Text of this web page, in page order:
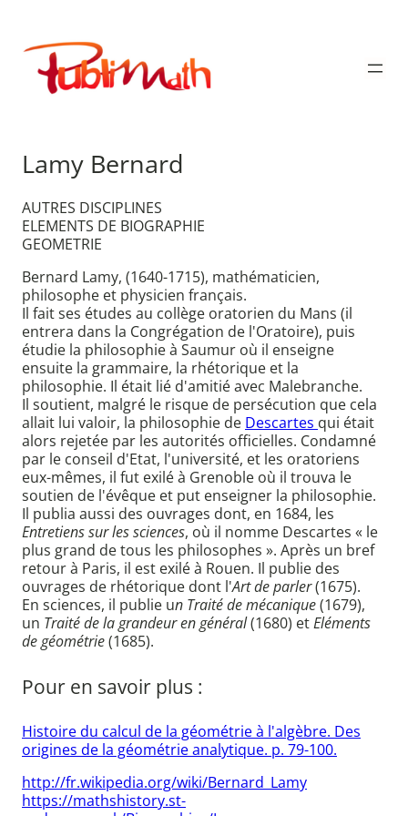
contenu
Publimath
Lamy Bernard
AUTRES DISCIPLINES
ELEMENTS DE BIOGRAPHIE
GEOMETRIE
Bernard Lamy, (1640-1715), mathématicien,
philosophe et physicien français.
Il fait ses études au collège oratorien du Mans (il
entrera dans la Congrégation de l'Oratoire), puis
étudie la philosophie à Saumur où il enseigne
ensuite la grammaire, la rhétorique et la
philosophie. Il était lié d'amitié avec Malebranche.
Il soutient, malgré le risque de persécution que cela
allait lui valoir, la philosophie de Descartes qui était
alors rejetée par les autorités officielles. Condamné
par le conseil d'Etat, l'université, et les oratoriens
eux-mêmes, il fut exilé à Grenoble où il trouva le
soutien de l'évêque et put enseigner la philosophie.
Il publia aussi des ouvrages dont, en 1684, les
Entretiens sur les sciences, où il nomme Descartes « le
plus grand de tous les philosophes ». Après un bref
retour à Paris, il est exilé à Rouen. Il publie des
ouvrages de rhétorique dont l'Art de parler(1675).
En sciences, il publie un Traité de mécanique(1679),
un Traité de la grandeur en général(1680) etEléments
de géométrie(1685).
Pour en savoir plus :
Histoire du calcul de la géométrie à l'algèbre. Des
origines de la géométrie analytique. p. 79-100.
http://fr.wikipedia.org/wiki/Bernard_Lamy
https://mathshistory.st-